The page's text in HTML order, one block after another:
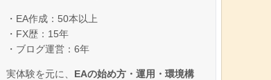
・EA作成：50本以上
・FX歴：15年
・ブログ運営：6年
実体験を元に、 EAの始め方・運用・環境構